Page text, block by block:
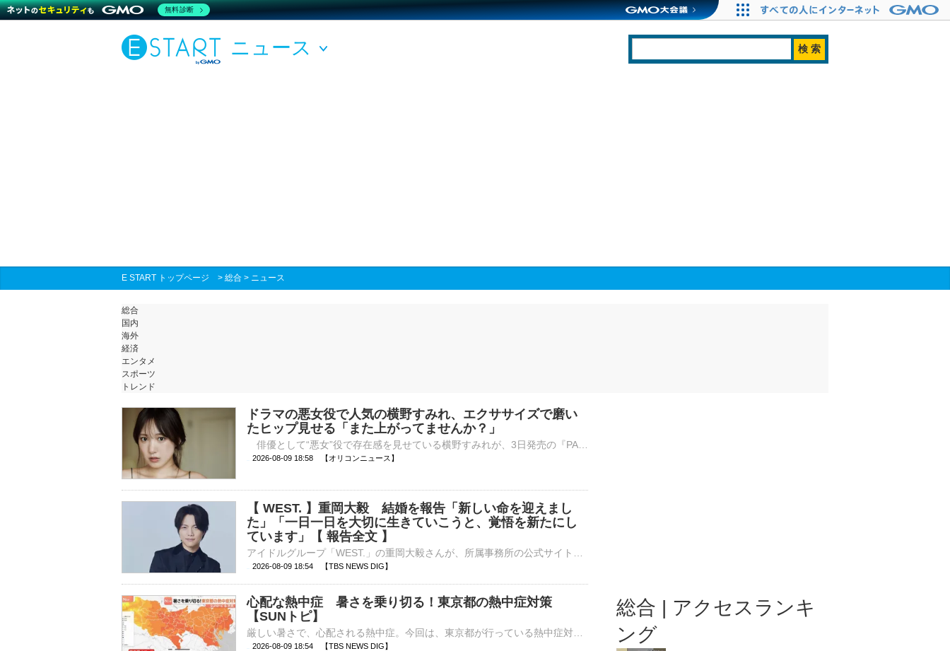
ニュース
E START トップページ > 総合 > ニュース
総合
国内
海外
経済
エンタメ
スポーツ
トレンド
ドラマの悪女役で人気の横野すみれ、エクササイズで磨い
たヒップ見せる「また上がってませんか？」
2026-08-09 18:58 【オリコンニュース】
【 WEST. 】重岡大毅 結婚を報告「新しい命を迎えまし
た」「一日一日を大切に生きていこうと、覚悟を新たにし
ています」【 報告全文 】
2026-08-09 18:54 【TBS NEWS DIG】
心配な熱中症 暑さを乗り切る！東京都の熱中症対策
【SUNトピ】
2026-08-09 18:54 【TBS NEWS DIG】
総合 | アクセスランキ
ング
無料診断